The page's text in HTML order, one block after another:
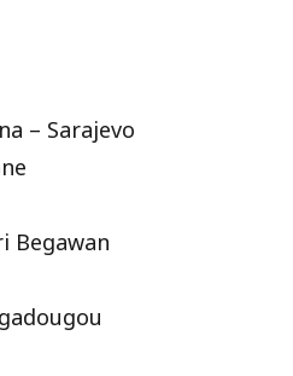
– Sarajevo
Begawan